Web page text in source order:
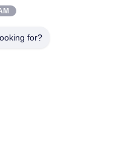
für Volvo EC290B
for?